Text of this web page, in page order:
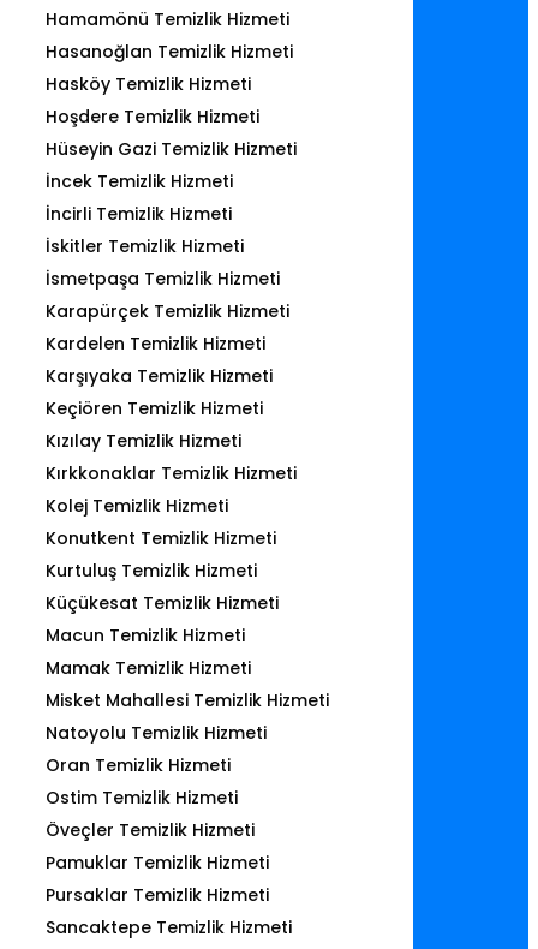
Hamamönü Temizlik Hizmeti
Hasanoğlan Temizlik Hizmeti
Hasköy Temizlik Hizmeti
Hoşdere Temizlik Hizmeti
Hüseyin Gazi Temizlik Hizmeti
İncek Temizlik Hizmeti
İncirli Temizlik Hizmeti
İskitler Temizlik Hizmeti
İsmetpaşa Temizlik Hizmeti
Karapürçek Temizlik Hizmeti
Kardelen Temizlik Hizmeti
Karşıyaka Temizlik Hizmeti
Keçiören Temizlik Hizmeti
Kızılay Temizlik Hizmeti
Kırkkonaklar Temizlik Hizmeti
Kolej Temizlik Hizmeti
Konutkent Temizlik Hizmeti
Kurtuluş Temizlik Hizmeti
Küçükesat Temizlik Hizmeti
Macun Temizlik Hizmeti
Mamak Temizlik Hizmeti
Misket Mahallesi Temizlik Hizmeti
Natoyolu Temizlik Hizmeti
Oran Temizlik Hizmeti
Ostim Temizlik Hizmeti
Öveçler Temizlik Hizmeti
Pamuklar Temizlik Hizmeti
Pursaklar Temizlik Hizmeti
Sancaktepe Temizlik Hizmeti